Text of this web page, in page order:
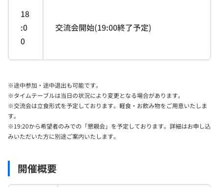
18
:0
0
交流会開始(19:00終了予定)
※途中参加・途中退出も可能です。
※タイムテーブルは当日の状況により変更となる場合があります。
※交流会は立食形式を予定しております。軽食・お飲み物をご用意いたしま
す。
※19:20から希望者のみでの「懇親会」を予定しております。詳細はお申し込
みいただいた方に別途ご案内いたします。
開催概要